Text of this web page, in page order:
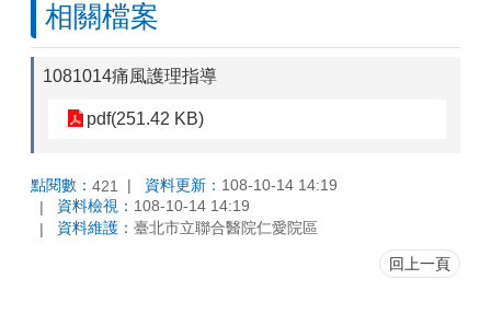
相關檔案
1081014痛風護理指導
pdf(251.42 KB)
點閱數： 421 資料更新： 108-10-14 14:19
資料檢視： 108-10-14 14:19
資料維護： 臺北市立聯合醫院仁愛院區
回上一頁